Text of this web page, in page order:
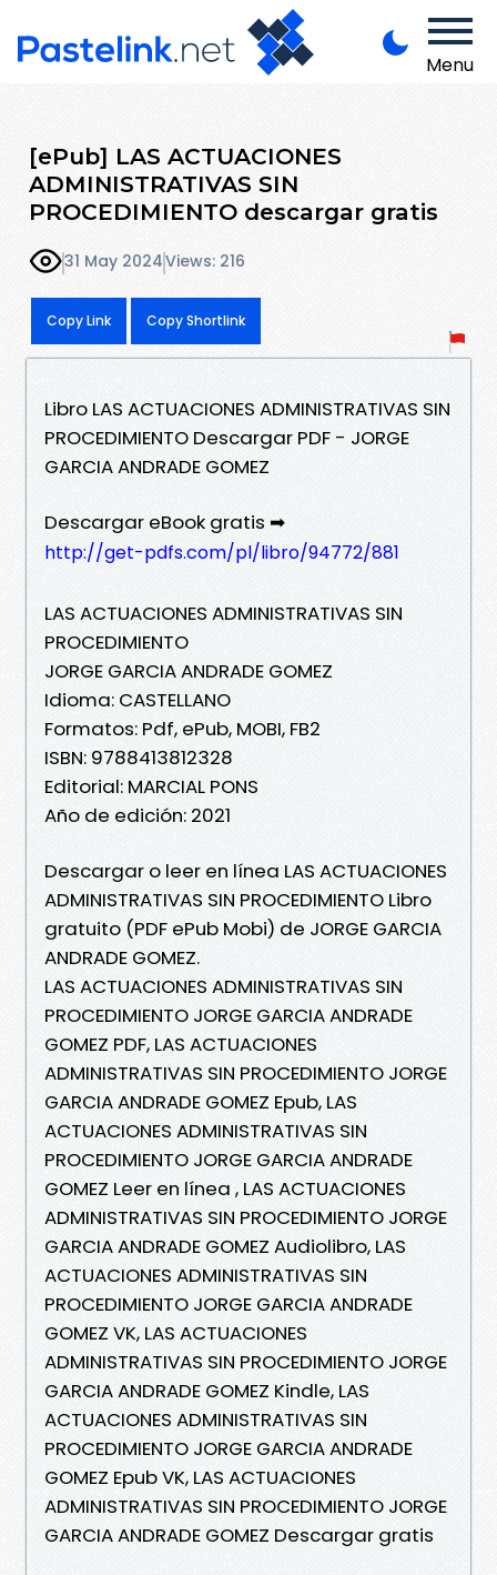
Menu
[ePub] LAS ACTUACIONES
ADMINISTRATIVAS SIN
PROCEDIMIENTO descargar gratis
31 May 2024Views: 216
Copy Link Copy Shortlink
Libro LAS ACTUACIONES ADMINISTRATIVAS SIN
PROCEDIMIENTO Descargar PDF - JORGE
GARCIA ANDRADE GOMEZ
Descargar eBook gratis ➡
http://get-pdfs.com/pl/libro/94772/881
LAS ACTUACIONES ADMINISTRATIVAS SIN
PROCEDIMIENTO
JORGE GARCIA ANDRADE GOMEZ
Idioma: CASTELLANO
Formatos: Pdf, ePub, MOBI, FB2
ISBN: 9788413812328
Editorial: MARCIAL PONS
Año de edición: 2021
Descargar o leer en línea LAS ACTUACIONES
ADMINISTRATIVAS SIN PROCEDIMIENTO Libro
gratuito (PDF ePub Mobi) de JORGE GARCIA
ANDRADE GOMEZ.
LAS ACTUACIONES ADMINISTRATIVAS SIN
PROCEDIMIENTO JORGE GARCIA ANDRADE
GOMEZ PDF, LAS ACTUACIONES
ADMINISTRATIVAS SIN PROCEDIMIENTO JORGE
GARCIA ANDRADE GOMEZ Epub, LAS
ACTUACIONES ADMINISTRATIVAS SIN
PROCEDIMIENTO JORGE GARCIA ANDRADE
GOMEZ Leer en línea , LAS ACTUACIONES
ADMINISTRATIVAS SIN PROCEDIMIENTO JORGE
GARCIA ANDRADE GOMEZ Audiolibro, LAS
ACTUACIONES ADMINISTRATIVAS SIN
PROCEDIMIENTO JORGE GARCIA ANDRADE
GOMEZ VK, LAS ACTUACIONES
ADMINISTRATIVAS SIN PROCEDIMIENTO JORGE
GARCIA ANDRADE GOMEZ Kindle, LAS
ACTUACIONES ADMINISTRATIVAS SIN
PROCEDIMIENTO JORGE GARCIA ANDRADE
GOMEZ Epub VK, LAS ACTUACIONES
ADMINISTRATIVAS SIN PROCEDIMIENTO JORGE
GARCIA ANDRADE GOMEZ Descargar gratis